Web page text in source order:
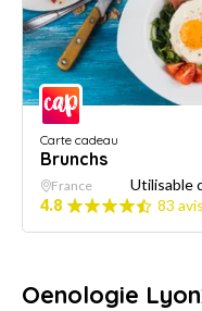
Carte cadeau
Brunchs
France Utilisable
4.8
83 avis
Oenologie Lyon